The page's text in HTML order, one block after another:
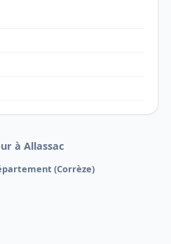
à Allassac
(Corrèze)